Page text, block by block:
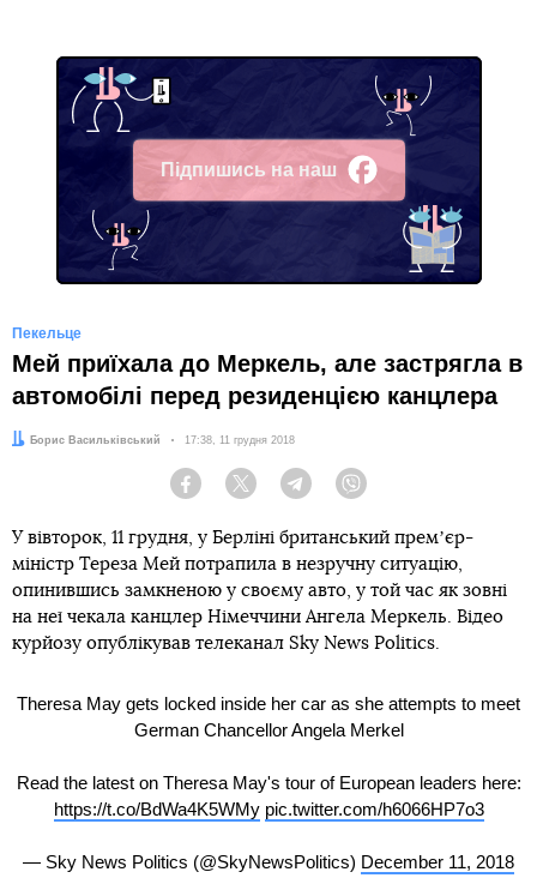
Підпишись на наш
Facebook
Пекельце
Мей приїхала до Меркель, але застрягла в
автомобілі перед резиденцією канцлера
Автор:Борис Васильківський Дата:
17:38, 11 грудня 2018
Facebook Twitter Telegram
У вівторок, 11 грудня, у Берліні британський премʼєр-
міністр Тереза Мей потрапила в незручну ситуацію,
опинившись замкненою у своєму авто, у той час як зовні
на неї чекала канцлер Німеччини Ангела Меркель. Відео
курйозу опублікував телеканал Sky News Politics.
Theresa May gets locked inside her car as she attempts to meet
German Chancellor Angela Merkel
Read the latest on Theresa May's tour of European leaders here:
https://t.co/BdWa4K5WMy pic.twitter.com/h6066HP7o3
— Sky News Politics (@SkyNewsPolitics) December 11, 2018